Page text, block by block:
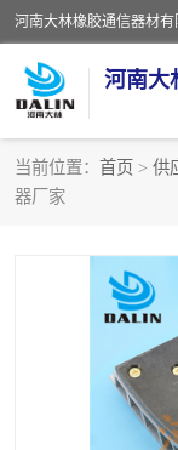
河南大
当前位置： 首页 > 供
器厂家
推盘离合器
VC离合器
PO隔膜离合器
泥浆泵空气包